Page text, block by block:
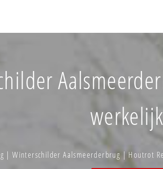
| Winterschilder Aalsmeerderbrug | Houtrot